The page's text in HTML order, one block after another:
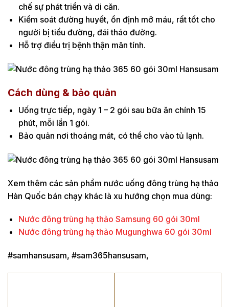
chế sự phát triển và di căn.
Kiểm soát đường huyết, ổn định mỡ máu, rất tốt cho
người bị tiểu đường, đái tháo đường.
Hỗ trợ điều trị bệnh thận mãn tính.
Cách dùng & bảo quản
Uống trực tiếp, ngày 1 – 2 gói sau bữa ăn chính 15
phút, mỗi lần 1 gói.
Bảo quản nơi thoáng mát, có thể cho vào tủ lạnh.
Xem thêm các sản phẩm nước uống đông trùng hạ thảo
Hàn Quốc bán chạy khác là xu hướng chọn mua dùng:
Nước đông trùng hạ thảo Samsung 60 gói 30ml
Nước đông trùng hạ thảo Mugunghwa 60 gói 30ml
#samhansusam, #sam365hansusam,